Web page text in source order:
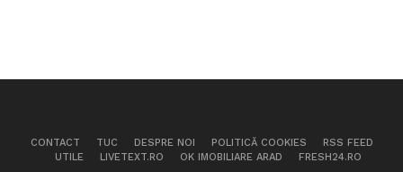
CONTACT TUC DESPRE NOI POLITICĂ COOKIES
RSS FEED
UTILE
LIVETEXT.RO OK IMOBILIARE ARAD FRESH24.RO